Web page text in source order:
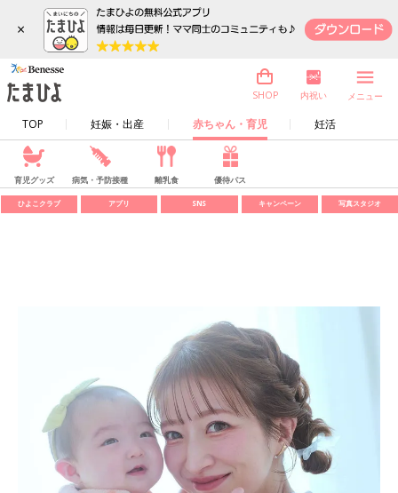
×
TOP 妊娠・出産 赤ちゃん・育児 妊活
SHOP 内祝い メニュー
育児グッズ 病気・予防接種 離乳食 優待パス
ひよこクラブ アプリ SNS キャンペーン 写真スタジオ